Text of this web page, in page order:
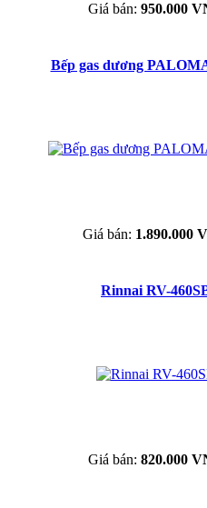
Giá bán: 950.000
Bếp gas dương
Giá bán: 1.890.000
Rinnai RV-
Giá bán: 820.000